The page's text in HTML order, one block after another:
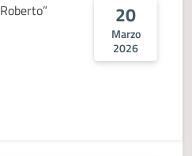
20
Marzo
2026